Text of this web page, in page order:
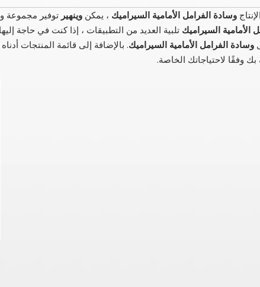
وسادة الفرامل الأمامية السيراميك ، يمكن وينهير توفير مجموعة
الأمامية السيراميك تلبية العديد من التطبيقات ، إذا كنت في حاجة
وسادة الفرامل الأمامية السيراميك. بالإضافة إلى قائمة المنتجات
بك وفقًا لاحتياجاتك الخاصة.